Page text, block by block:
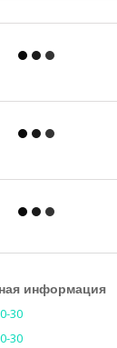
информация
30
30